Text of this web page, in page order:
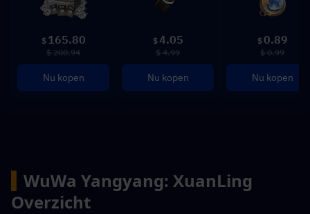
$ 165.80
$ 200.94
Nu kopen
$4.05
$ 4.99
Nu kopen
$ 0.89
$ 0.99
Nu kopen
WuWa Yangyang: XuanLing
Overzicht